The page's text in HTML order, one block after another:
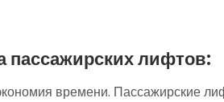
пассажирских лифтов:
времени. Пассажирские